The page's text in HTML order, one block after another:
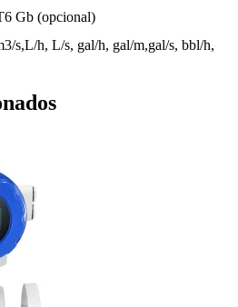
Gb (opcional)
s,L/h, L/s, gal/h, gal/m,gal/s, bbl/h,